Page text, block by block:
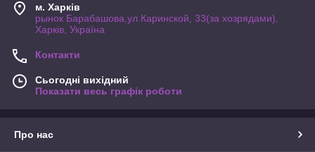
м. Харків
рынок Барабашова,ул.Каринской, 33(за хозрядами),
Харків, Україна
Контакти
Сьогодні вихідний
Показати весь графік роботи
Про нас